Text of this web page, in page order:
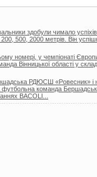
здобули чимало
500, 2000 метрів. Він
номері, у чемпіонаті
Вінницької області у
РДЮСШ «Ровесник» і
команда
BACOLI...